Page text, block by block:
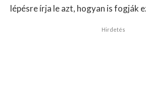
lépésre írja le azt, hogyan is fogják
Hirdetés